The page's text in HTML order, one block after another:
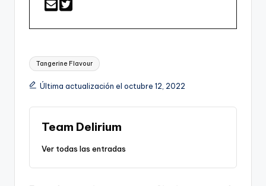
Etiquetas:
Tangerine Flavour
Última actualización el octubre 12, 2022
Team Delirium
Ver todas las entradas